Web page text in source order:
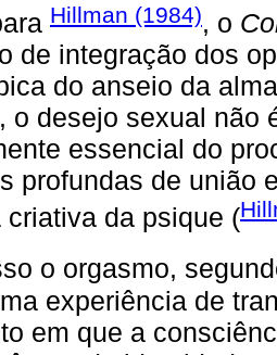
Hillman (1984), o
de integração dos
do anseio da
o desejo sexual não
essencial do
profundas de união
criativa da psique (
o orgasmo,
experiência de
em que a